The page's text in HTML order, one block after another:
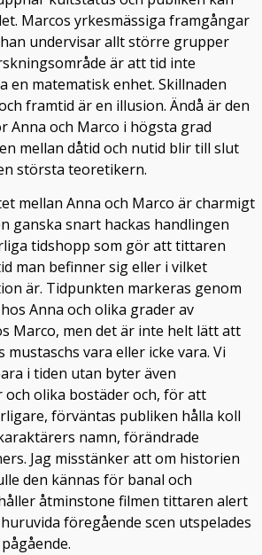
Marcos yrkesmässiga framgångar
undervisar allt större grupper
är att tid inte
en matematisk enhet. Skillnaden
framtid är en illusion. Ändå är den
Anna och Marco i högsta grad
mellan dåtid och nutid blir till slut
största teoretikern.
mellan Anna och Marco är charmigt
ganska snart hackas handlingen
tidshopp som gör att tittaren
man befinner sig eller i vilket
är. Tidpunkten markeras genom
Anna och olika grader av
Marco, men det är inte helt lätt att
mustaschs vara eller icke vara. Vi
i tiden utan byter även
och olika bostäder och, för att
förväntas publiken hålla koll
namn, förändrade
Jag misstänker att om historien
den kännas för banal och
åtminstone filmen tittaren alert
föregående scen utspelades